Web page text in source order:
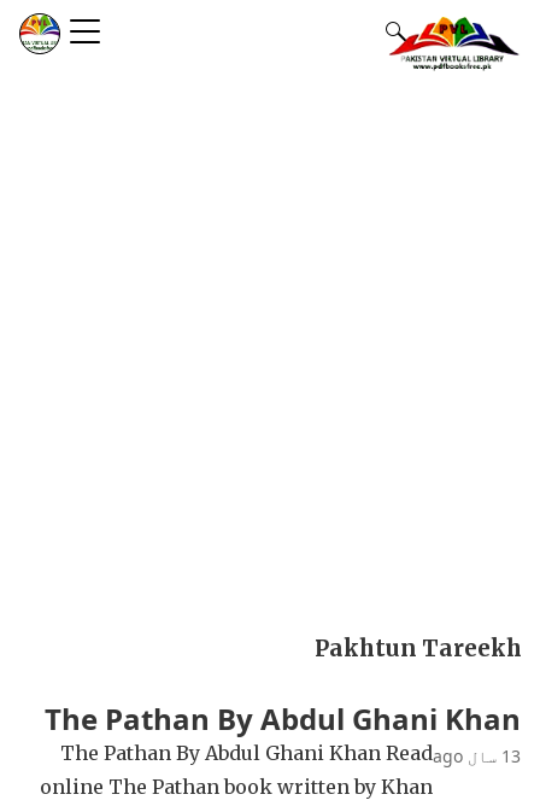
Pakhtun Tareekh
The Pathan By Abdul Ghani Khan
13 سال ago
The Pathan By Abdul Ghani Khan Read
online The Pathan book written by Khan